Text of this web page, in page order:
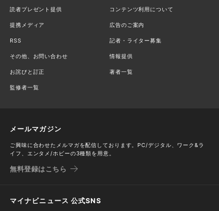
読者プレゼント提供 コンテンツ利用について
提携メディア 広告のご案内
RSS 記者・ライター募集
その他、お問い合わせ 情報提供
お詫びと訂正 著者一覧
監修者一覧
メールマガジン
ご興味に合わせたメルマガを配信しております。PC/デジタル、ワーク&ラ
イフ、エンタメ/ホビーの3種類を用意。
無料登録はこちら
マイナビニュース 公式SNS